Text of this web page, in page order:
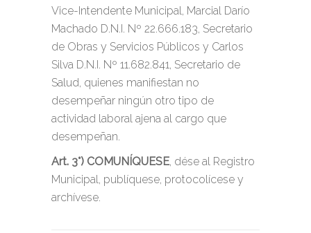
Vice-Intendente Municipal, Marcial Darío
Machado D.N.I. Nº 22.666.183, Secretario
de Obras y Servicios Públicos y Carlos
Silva D.N.I. Nº 11.682.841, Secretario de
Salud, quienes manifiestan no
desempeñar ningún otro tipo de
actividad laboral ajena al cargo que
desempeñan.
Art. 3°) COMUNÍQUESE, dése al Registro
Municipal, publíquese, protocolícese y
archívese.